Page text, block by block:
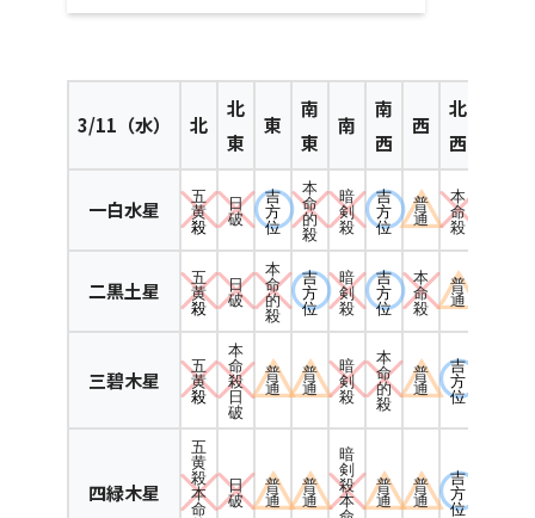
3/11（水） 北
北
東
東
南
東
南
南
西
西
北
西
一白水星
五
黄
殺
日
破
吉
方
位
本
命
的
殺
暗
剣
殺
吉
方
位
普
通
本
命
殺
二黒土星
五
黄
殺
日
破
本
命
的
殺
吉
方
位
暗
剣
殺
吉
方
位
本
命
殺
普
通
三碧木星
五
黄
殺
本
命
殺
日
破
普
通
普
通
暗
剣
殺
本
命
的
殺
普
通
吉
方
位
四緑木星
五
黄
殺
本
命
日
破
普
通
普
通
暗
剣
殺
本
普
通
普
通
吉
方
位